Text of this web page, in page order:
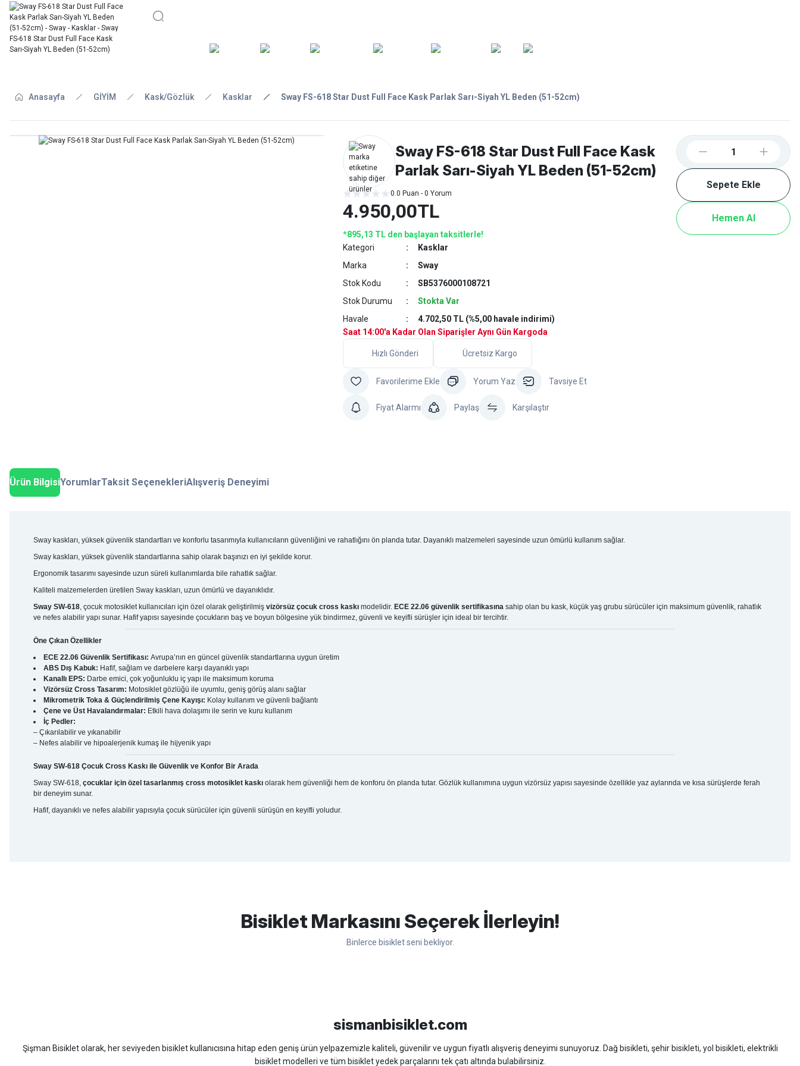
BİSİKLET AKSESUARLAR ASKI/TAŞIMA TAMİR/BAKIM GİYİM
Anasayfa GİYİM Kask/Gözlük Kasklar Sway FS-618 Star Dust Full Face Kask Parlak Sarı-Siyah YL Beden (51-52cm)
Sway FS-618 Star Dust Full Face Kask
Parlak Sarı-Siyah YL Beden (51-52cm)
0.0 Puan - 0 Yorum
4.950,00TL
*895,13 TL den başlayan taksitlerle!
Kategori
Kasklar
Marka
Sway
Stok Kodu
SB5376000108721
Stok Durumu
Stokta Var
Havale
4.702,50 TL (%5,00 havale indirimi)
Saat 14:00'a Kadar Olan Siparişler Aynı Gün Kargoda
Hızlı Gönderi Ücretsiz Kargo
Yorum Yaz Tavsiye Et
Fiyat Alarmı Paylaş Karşılaştır
Sepete Ekle
Hemen Al
Ürün BilgisiYorumlarTaksit SeçenekleriAlışveriş Deneyimi
Sway kaskları, yüksek güvenlik standartları ve konforlu tasarımıyla kullanıcıların güvenliğini ve rahatlığını ön planda tutar. Dayanıklı malzemeleri sayesinde uzun ömürlü kullanım sağlar.
Sway kaskları, yüksek güvenlik standartlarına sahip olarak başınızı en iyi şekilde korur.
Ergonomik tasarımı sayesinde uzun süreli kullanımlarda bile rahatlık sağlar.
Kaliteli malzemelerden üretilen Sway kaskları, uzun ömürlü ve dayanıklıdır.
Sway SW-618, çocuk motosiklet kullanıcıları için özel olarak geliştirilmiş vizörsüz çocuk cross kaskı modelidir. ECE 22.06 güvenlik sertifikasına sahip olan bu kask, küçük yaş grubu sürücüler için maksimum güvenlik, rahatlık
ve nefes alabilir yapı sunar. Hafif yapısı sayesinde çocukların baş ve boyun bölgesine yük bindirmez, güvenli ve keyifli sürüşler için ideal bir tercihtir.
Öne Çıkan Özellikler
ECE 22.06 Güvenlik Sertifikası: Avrupa’nın en güncel güvenlik standartlarına uygun üretim
ABS Dış Kabuk: Hafif, sağlam ve darbelere karşı dayanıklı yapı
Kanallı EPS: Darbe emici, çok yoğunluklu iç yapı ile maksimum koruma
Vizörsüz Cross Tasarım: Motosiklet gözlüğü ile uyumlu, geniş görüş alanı sağlar
Mikrometrik Toka & Güçlendirilmiş Çene Kayışı: Kolay kullanım ve güvenli bağlantı
Çene ve Üst Havalandırmalar: Etkili hava dolaşımı ile serin ve kuru kullanım
İç Pedler:
– Çıkarılabilir ve yıkanabilir
– Nefes alabilir ve hipoalerjenik kumaş ile hijyenik yapı
Sway SW-618 Çocuk Cross Kaskı ile Güvenlik ve Konfor Bir Arada
Sway SW-618, çocuklar için özel tasarlanmış cross motosiklet kaskı olarak hem güvenliği hem de konforu ön planda tutar. Gözlük kullanımına uygun vizörsüz yapısı sayesinde özellikle yaz aylarında ve kısa sürüşlerde ferah
bir deneyim sunar.
Hafif, dayanıklı ve nefes alabilir yapısıyla çocuk sürücüler için güvenli sürüşün en keyifli yoludur.
Uygun olursa alacağım
Bisiklet Markasını Seçerek İlerleyin!
Binlerce bisiklet seni bekliyor.
sismanbisiklet.com
Şişman Bisiklet olarak, her seviyeden bisiklet kullanıcısına hitap eden geniş ürün yelpazemizle kaliteli, güvenilir ve uygun fiyatlı alışveriş deneyimi sunuyoruz. Dağ bisikleti, şehir bisikleti, yol bisikleti, elektrikli
bisiklet modelleri ve tüm bisiklet yedek parçalarını tek çatı altında bulabilirsiniz.